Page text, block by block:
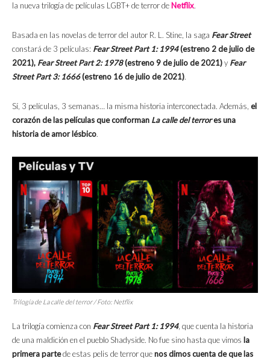
la nueva trilogía de películas LGBT+ de terror de Netflix.
Basada en las novelas de terror del autor R. L. Stine, la saga Fear Street
constará de 3 películas: Fear Street Part 1: 1994(estreno 2 de julio de
2021), Fear Street Part 2: 1978(estreno 9 de julio de 2021)y Fear
Street Part 3: 1666(estreno 16 de julio de 2021).
Sí, 3 películas, 3 semanas… la misma historia interconectada. Además, el
corazón de las películas que conforman La calle del terrores una
historia de amor lésbico.
Trilogía de La calle del terror/ Foto: Netflix
La trilogía comienza con Fear StreetPart 1: 1994, que cuenta la historia
de una maldición en el pueblo Shadyside. No fue sino hasta que vimos la
primera partede estas pelis de terror quenos dimos cuenta de que las